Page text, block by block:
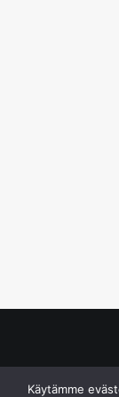
Käytämme